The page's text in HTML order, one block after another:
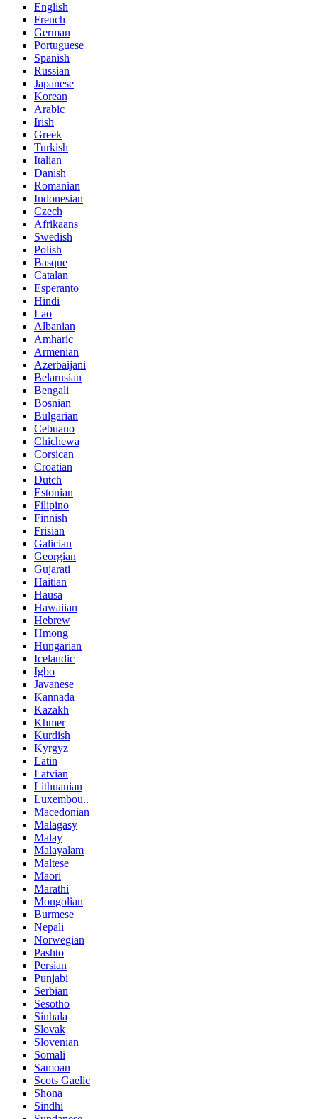
English
French
German
Portuguese
Spanish
Russian
Japanese
Korean
Arabic
Irish
Greek
Turkish
Italian
Danish
Romanian
Indonesian
Czech
Afrikaans
Swedish
Polish
Basque
Catalan
Esperanto
Hindi
Lao
Albanian
Amharic
Armenian
Azerbaijani
Belarusian
Bengali
Bosnian
Bulgarian
Cebuano
Chichewa
Corsican
Croatian
Dutch
Estonian
Filipino
Finnish
Frisian
Galician
Georgian
Gujarati
Haitian
Hausa
Hawaiian
Hebrew
Hmong
Hungarian
Icelandic
Igbo
Javanese
Kannada
Kazakh
Khmer
Kurdish
Kyrgyz
Latin
Latvian
Lithuanian
Luxembou..
Macedonian
Malagasy
Malay
Malayalam
Maltese
Maori
Marathi
Mongolian
Burmese
Nepali
Norwegian
Pashto
Persian
Punjabi
Serbian
Sesotho
Sinhala
Slovak
Slovenian
Somali
Samoan
Scots Gaelic
Shona
Sindhi